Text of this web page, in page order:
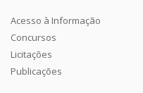
Acesso à Informação
Concursos
Licitações
Publicações